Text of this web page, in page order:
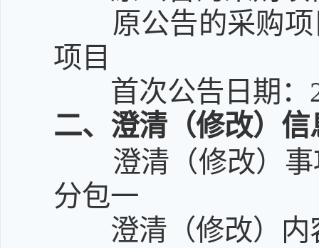
原公告的采购
项目
首次公告日期：
二、澄清（修改）信
澄清（修改）
分包一
澄清（修改）